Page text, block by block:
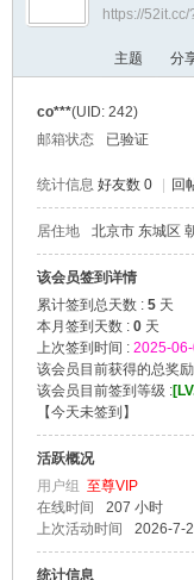
›
https://52it.cc/
主题 分
co***(UID: 242)
邮箱状态
已验证
统计信息 好友数 0 回
居住地 北京市 东城区
该会员签到详情
累计签到总天数 : 5天
本月签到天数 : 0天
上次签到时间 : 2025-
该会员目前获得的总奖
该会员目前签到等级 :
【今天未签到 】
活跃概况
用户组 至尊VIP
在线时间
207 小时
上次活动时间
2026-7-
统计信息